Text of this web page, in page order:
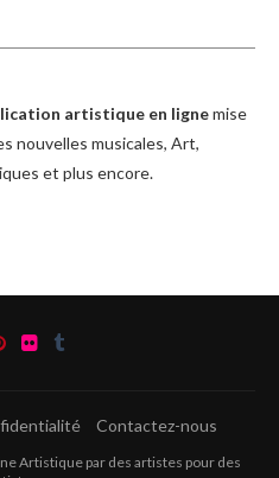
artistique en lignemise
nouvelles musicales, Art,
et plus encore.
Contactez-nous
Artistique par des artistes pour des